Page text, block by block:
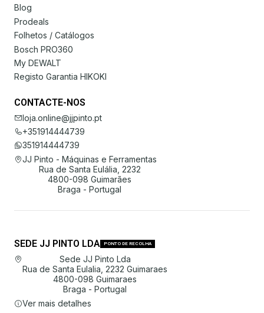
Blog
Prodeals
Folhetos / Catálogos
Bosch PRO360
My DEWALT
Registo Garantia HIKOKI
CONTACTE-NOS
loja.online@jjpinto.pt
+351914444739
351914444739
JJ Pinto - Máquinas e Ferramentas
Rua de Santa Eulália, 2232
4800-098 Guimarães
Braga - Portugal
SEDE JJ PINTO LDA PONTO DE RECOLHA
Sede JJ Pinto Lda
Rua de Santa Eulalia, 2232 Guimaraes
4800-098 Guimaraes
Braga - Portugal
Ver mais detalhes